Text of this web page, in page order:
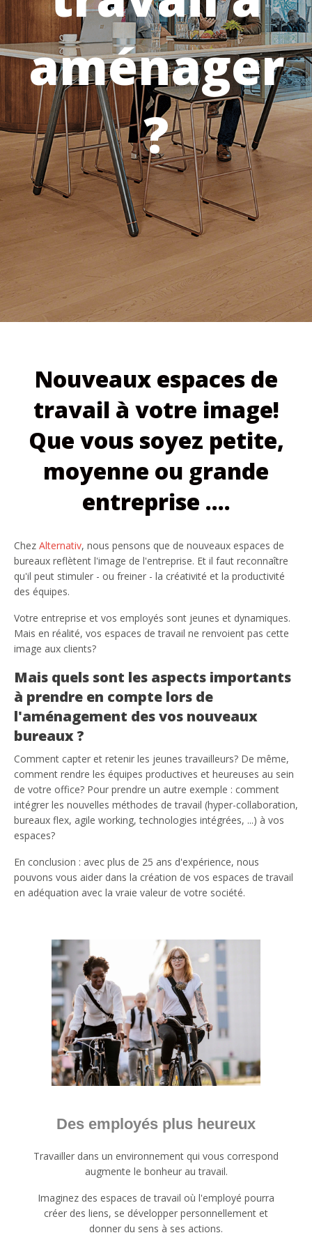
aménager
?
Nouveaux espaces de
travail à votre image!
Que vous soyez petite,
moyenne ou grande
entreprise ....
Chez Alternativ, nous pensons que de nouveaux espaces de
bureaux reflètent l'image de l'entreprise. Et il faut reconnaître
qu'il peut stimuler - ou freiner - la créativité et la productivité
des équipes.
Votre entreprise et vos employés sont jeunes et dynamiques.
Mais en réalité, vos espaces de travail ne renvoient pas cette
image aux clients?
Mais quels sont les aspects importants
à prendre en compte lors de
l'aménagement des vos nouveaux
bureaux ?
Comment capter et retenir les jeunes travailleurs? De même,
comment rendre les équipes productives et heureuses au sein
de votre office? Pour prendre un autre exemple : comment
intégrer les nouvelles méthodes de travail (hyper-collaboration,
bureaux flex, agile working, technologies intégrées, ...) à vos
espaces?
En conclusion : avec plus de 25 ans d'expérience, nous
pouvons vous aider dans la création de vos espaces de travail
en adéquation avec la vraie valeur de votre société.
Des employés plus heureux
Travailler dans un environnement qui vous correspond
augmente le bonheur au travail.
Imaginez des espaces de travail où l'employé pourra
créer des liens, se développer personnellement et
donner du sens à ses actions.